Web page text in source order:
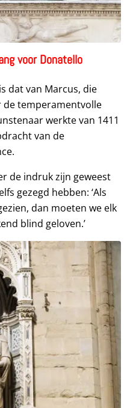
voor Donatello
dat van Marcus, die
de temperamentvolle
werkte van 1411
van de
de indruk zijn geweest
gezegd hebben: ‘Als
dan moeten we elk
blind geloven.’